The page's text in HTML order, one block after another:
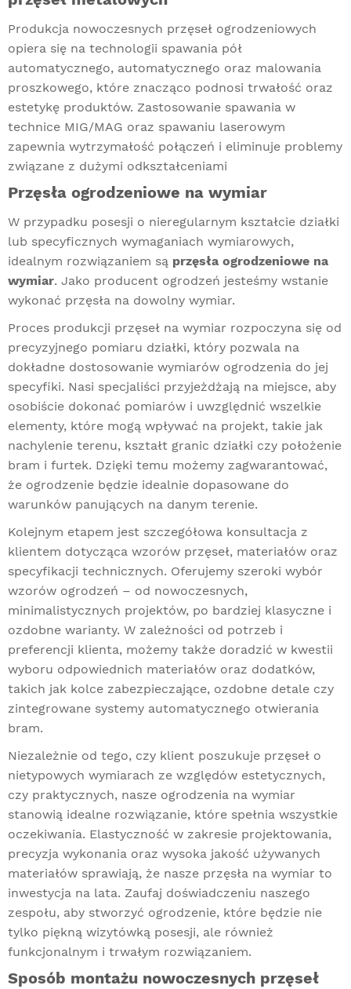
Produkcja nowoczesnych przęseł ogrodzeniowych
opiera się na technologii spawania pół
automatycznego, automatycznego oraz malowania
proszkowego, które znacząco podnosi trwałość oraz
estetykę produktów. Zastosowanie spawania w
technice MIG/MAG oraz spawaniu laserowym
zapewnia wytrzymałość połączeń i eliminuje problemy
związane z dużymi odkształceniami
Przęsła ogrodzeniowe na wymiar
W przypadku posesji o nieregularnym kształcie działki
lub specyficznych wymaganiach wymiarowych,
idealnym rozwiązaniem są przęsła ogrodzeniowe na
wymiar. Jako producent ogrodzeń jesteśmy wstanie
wykonać przęsła na dowolny wymiar.
Proces produkcji przęseł na wymiar rozpoczyna się od
precyzyjnego pomiaru działki, który pozwala na
dokładne dostosowanie wymiarów ogrodzenia do jej
specyfiki. Nasi specjaliści przyjeżdżają na miejsce, aby
osobiście dokonać pomiarów i uwzględnić wszelkie
elementy, które mogą wpływać na projekt, takie jak
nachylenie terenu, kształt granic działki czy położenie
bram i furtek. Dzięki temu możemy zagwarantować,
że ogrodzenie będzie idealnie dopasowane do
warunków panujących na danym terenie.
Kolejnym etapem jest szczegółowa konsultacja z
klientem dotycząca wzorów przęseł, materiałów oraz
specyfikacji technicznych. Oferujemy szeroki wybór
wzorów ogrodzeń – od nowoczesnych,
minimalistycznych projektów, po bardziej klasyczne i
ozdobne warianty. W zależności od potrzeb i
preferencji klienta, możemy także doradzić w kwestii
wyboru odpowiednich materiałów oraz dodatków,
takich jak kolce zabezpieczające, ozdobne detale czy
zintegrowane systemy automatycznego otwierania
bram.
Niezależnie od tego, czy klient poszukuje przęseł o
nietypowych wymiarach ze względów estetycznych,
czy praktycznych, nasze ogrodzenia na wymiar
stanowią idealne rozwiązanie, które spełnia wszystkie
oczekiwania. Elastyczność w zakresie projektowania,
precyzja wykonania oraz wysoka jakość używanych
materiałów sprawiają, że nasze przęsła na wymiar to
inwestycja na lata. Zaufaj doświadczeniu naszego
zespołu, aby stworzyć ogrodzenie, które będzie nie
tylko piękną wizytówką posesji, ale również
funkcjonalnym i trwałym rozwiązaniem.
Sposób montażu nowoczesnych przęseł